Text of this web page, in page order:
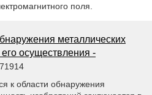
поля.
металлических
осуществления -
к области обнаружения